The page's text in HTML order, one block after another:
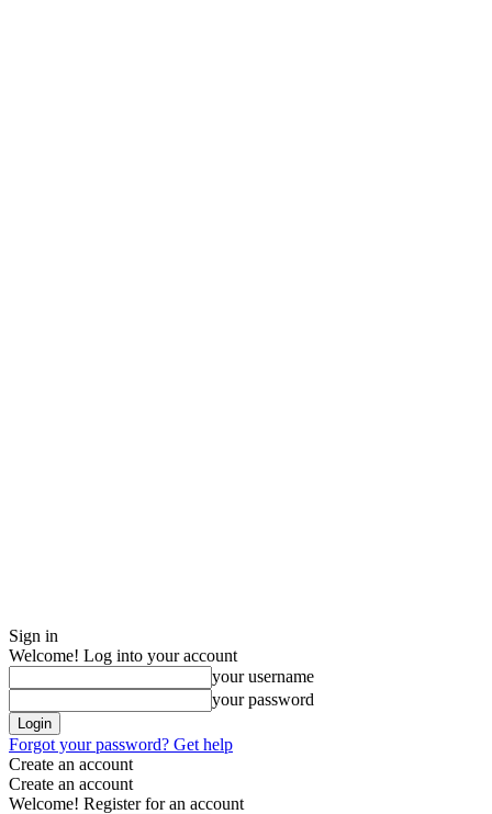
Sign in
Welcome! Log into your account
your username
your password
Forgot your password? Get help
Create an account
Create an account
Welcome! Register for an account